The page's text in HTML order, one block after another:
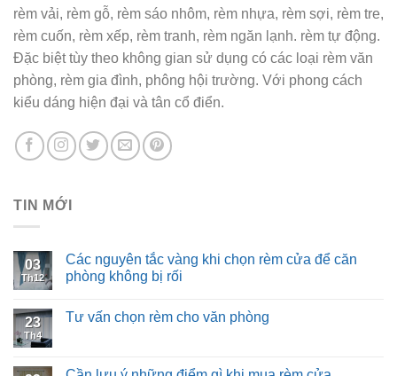
rèm vải, rèm gỗ, rèm sáo nhôm, rèm nhựa, rèm sợi, rèm tre,
rèm cuốn, rèm xếp, rèm tranh, rèm ngăn lạnh. rèm tự động.
Đặc biệt tùy theo không gian sử dụng có các loại rèm văn
phòng, rèm gia đình, phông hội trường. Với phong cách
kiểu dáng hiện đại và tân cổ điển.
TIN MỚI
03
Th12
Các nguyên tắc vàng khi chọn rèm cửa để căn
phòng không bị rối
23
Th4
Tư vấn chọn rèm cho văn phòng